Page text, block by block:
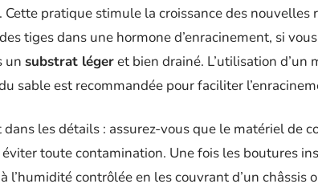
pratique stimule la croissance des nouvelles
tiges dans une hormone d’enracinement, si
un substrat légeret bien drainé. L’utilisation d’un
sable est recommandée pour faciliter
les détails : assurez-vous que le matériel de
toute contamination. Une fois les boutures
l’humidité contrôlée en les couvrant d’un châssis